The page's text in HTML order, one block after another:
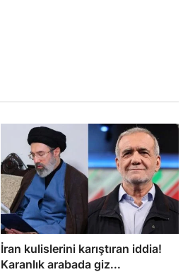
İran kulislerini karıştıran iddia!
Karanlık arabada giz...